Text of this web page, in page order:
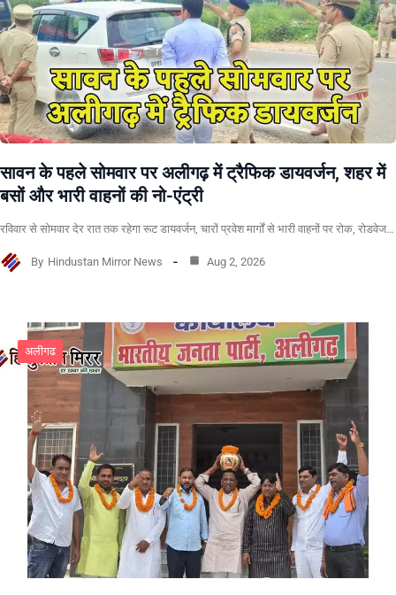
सावन के पहले सोमवार पर अलीगढ़ में ट्रैफिक डायवर्जन, शहर में
बसों और भारी वाहनों की नो-एंट्री
रविवार से सोमवार देर रात तक रहेगा रूट डायवर्जन, चारों प्रवेश मार्गों से भारी वाहनों पर रोक, रोडवेज…
By Hindustan Mirror News Aug 2, 2026
अलीगढ